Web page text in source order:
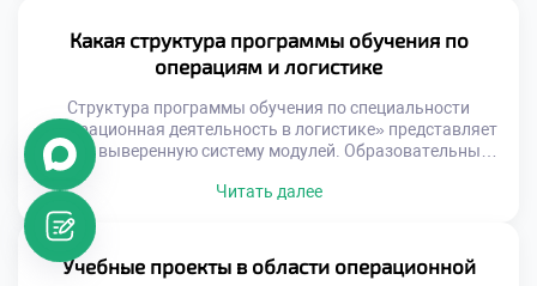
ресурсов. Логистика же управляет внешними потоками и
связями. Синергия этих направлений создает ценность
для бизнеса. Решение поступить учиться […]
Какая структура программы обучения по
операциям и логистике
Структура программы обучения по специальности
«Операционная деятельность в логистике» представляет
собой выверенную систему модулей. Образовательный
стандарт сочетает фундаментальные знания с
прикладными навыками управления потоками. Такая
архитектура курса гарантирует формирование
компетенций, необходимых современному рынку труда.
Каждый элемент учебного плана логически связан с
другими блоками. Теория подкрепляется практикой на
Читать далее
Учебные проекты в области операционной